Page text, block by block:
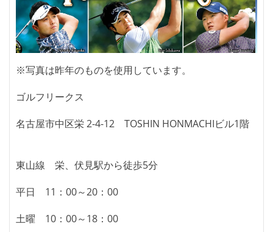
※写真は昨年のものを使用しています。
ゴルフリークス
名古屋市中区栄 2-4-12 TOSHIN HONMACHIビル1階
東山線 栄、伏見駅から徒歩5分
平日 11：00～20：00
土曜 10：00～18：00